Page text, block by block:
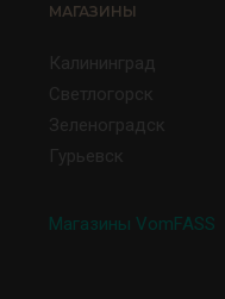
МАГАЗИНЫ
Калининград
Светлогорск
Зеленоградск
Гурьевск
Магазины VomFASS